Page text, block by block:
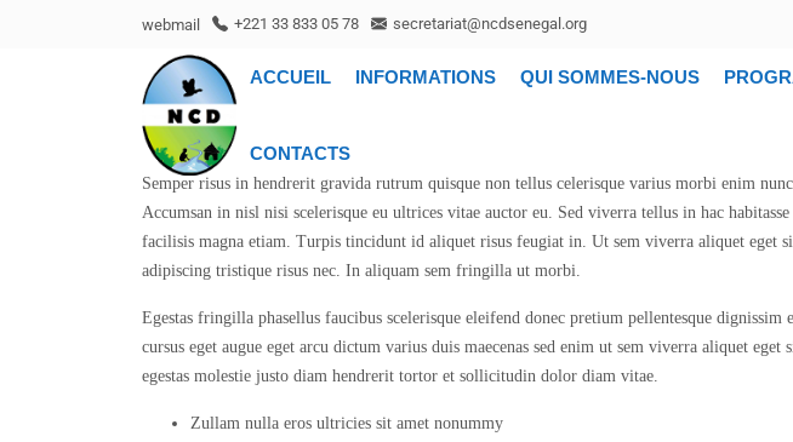
webmail +221 33 833 05 78 secretariat@ncdsenegal.org
ACCUEIL INFORMATIONS QUI SOMMES-NOUS
CONTACTS
Semper risus in hendrerit gravida rutrum quisque non tellus celerisque varius morbi enim
Accumsan in nisl nisi scelerisque eu ultrices vitae auctor eu. Sed viverra tellus in hac
facilisis magna etiam. Turpis tincidunt id aliquet risus feugiat in. Ut sem viverra aliquet eget
adipiscing tristique risus nec. In aliquam sem fringilla ut morbi.
Egestas fringilla phasellus faucibus scelerisque eleifend donec pretium pellentesque dignissim
cursus eget augue eget arcu dictum varius duis maecenas sed enim ut sem viverra aliquet eget
egestas molestie justo diam hendrerit tortor et sollicitudin dolor diam vitae.
Zullam nulla eros ultricies sit amet nonummy